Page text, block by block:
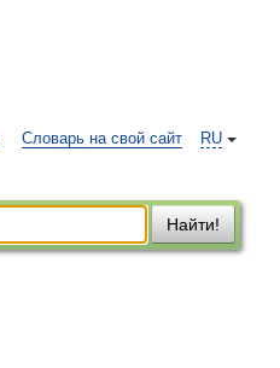
RU
Словарь на свой сайт
Найти!